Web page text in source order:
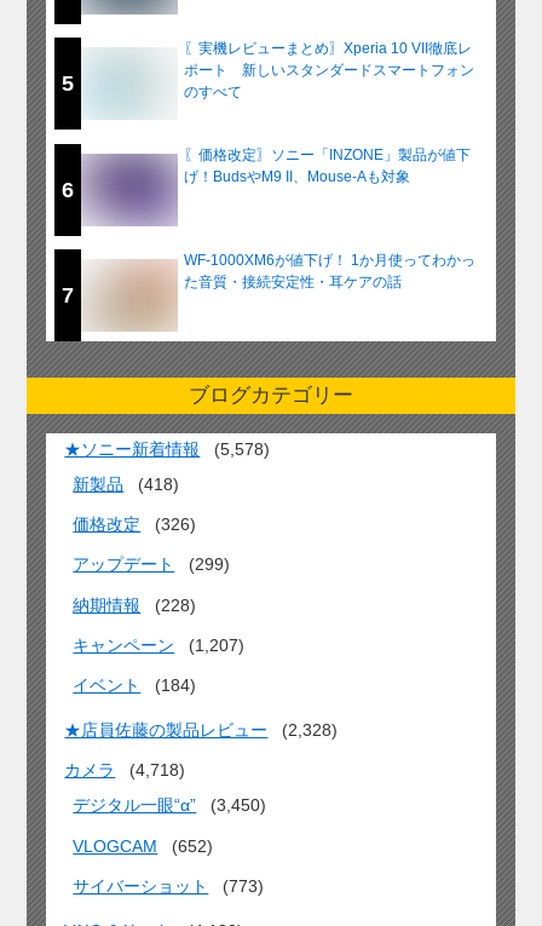
5
〖実機レビューまとめ〗Xperia 10 VII徹底レ
ポート 新しいスタンダードスマートフォン
のすべて
6
〖価格改定〗ソニー「INZONE」製品が値下
げ！BudsやM9 II、Mouse-Aも対象
7
WF-1000XM6が値下げ！ 1か月使ってわかっ
た音質・接続安定性・耳ケアの話
ブログカテゴリー
★ソニー新着情報
(5,578)
新製品
(418)
価格改定 (326)
アップデート (299)
納期情報 (228)
キャンペーン (1,207)
イベント (184)
★店員佐藤の製品レビュー (2,328)
カメラ
(4,718)
デジタル一眼“α”
(3,450)
VLOGCAM (652)
サイバーショット (773)